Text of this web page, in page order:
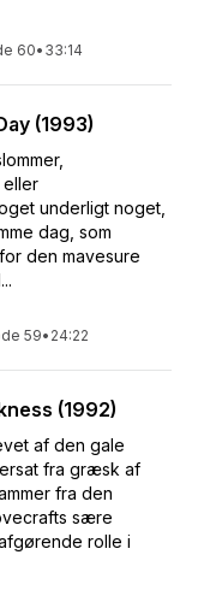
60• 33:14
(1993)
eller
underligt noget,
dag, som
den mavesure
59• 24:22
(1992)
af den gale
fra græsk af
fra den
sære
rolle i